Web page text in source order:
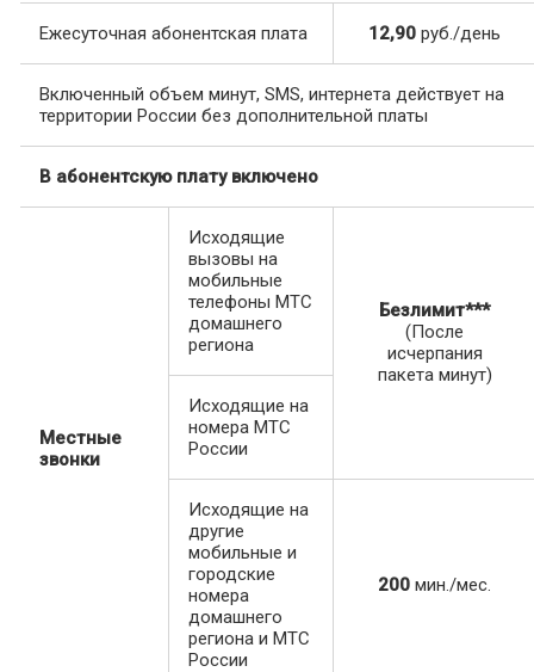
Ежесуточная абонентская плата 12,90 руб./день
Включенный объем минут, SMS, интернета действует на
территории России без дополнительной платы
В абонентскую плату включено
Местные
звонки
Исходящие
вызовы на
мобильные
телефоны МТС
домашнего
региона
Безлимит***
(После
исчерпания
пакета минут)
Исходящие на
номера МТС
России
Исходящие на
другие
мобильные и
городские
номера
домашнего
региона и МТС
России
200 мин./мес.